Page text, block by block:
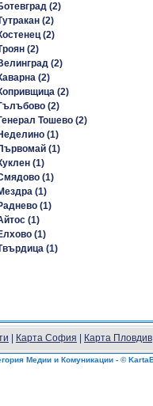
(2)
(2)
(2)
(2)
(2)
(2)
(2)
(2)
Тошево (2)
(1)
(1)
(1)
(1)
(1)
(1)
(1)
(1)
(1)
Карта София Карта Пловдив
Медии и Комуникации - ©